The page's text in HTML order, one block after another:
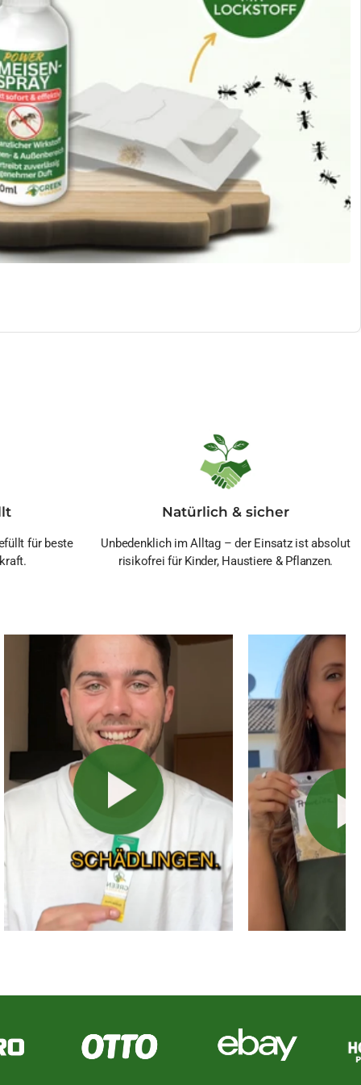
für beste
Natürlich & sicher
Unbedenklich im Alltag – der Einsatz ist absolut
risikofrei für Kinder, Haustiere & Pflanzen.